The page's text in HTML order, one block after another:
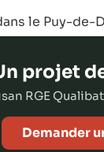
le Puy-de-
projet
RGE
Demander